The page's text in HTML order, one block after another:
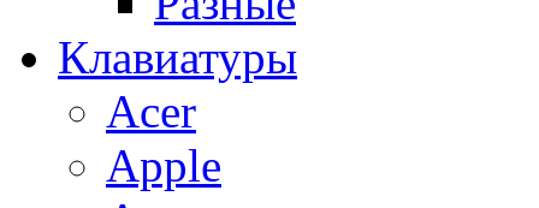
Клавиатуры
Acer
Apple